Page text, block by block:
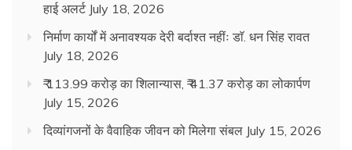
हाई अलर्ट July 18, 2026
निर्माण कार्यों में अनावश्यक देरी बर्दाश्त नहींः डाॅ. धन सिंह रावत
July 18, 2026
₹ 113.99 करोड़ का शिलान्यास, ₹ 41.37 करोड़ का लोकार्पण
July 15, 2026
दिव्यांगजनों के वैवाहिक जीवन को मिलेगा संबल July 15, 2026